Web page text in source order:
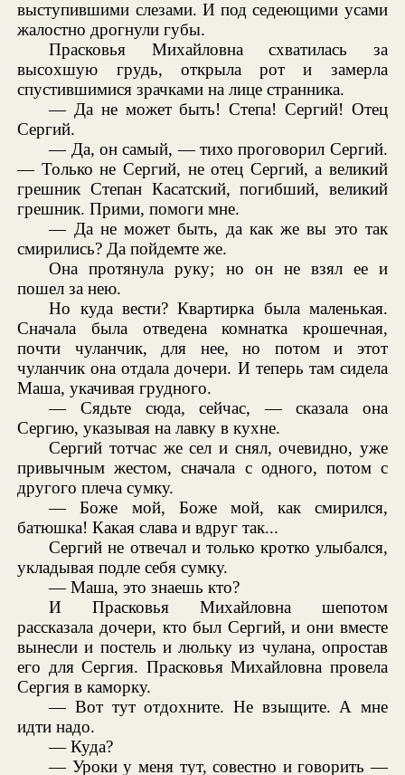
выступившими слезами. И под седеющими усами
жалостно дрогнули губы.
Прасковья Михайловна схватилась за
высохшую грудь, открыла рот и замерла
спустившимися зрачками на лице странника.
— Да не может быть! Степа! Сергий! Отец
Сергий.
— Да, он самый, — тихо проговорил Сергий.
— Только не Сергий, не отец Сергий, а великий
грешник Степан Касатский, погибший, великий
грешник. Прими, помоги мне.
— Да не может быть, да как же вы это так
смирились? Да пойдемте же.
Она протянула руку; но он не взял ее и
пошел за нею.
Но куда вести? Квартирка была маленькая.
Сначала была отведена комнатка крошечная,
почти чуланчик, для нее, но потом и этот
чуланчик она отдала дочери. И теперь там сидела
Маша, укачивая грудного.
— Сядьте сюда, сейчас, — сказала она
Сергию, указывая на лавку в кухне.
Сергий тотчас же сел и снял, очевидно, уже
привычным жестом, сначала с одного, потом с
другого плеча сумку.
— Боже мой, Боже мой, как смирился,
батюшка! Какая слава и вдруг так...
Сергий не отвечал и только кротко улыбался,
укладывая подле себя сумку.
— Маша, это знаешь кто?
И Прасковья Михайловна шепотом
рассказала дочери, кто был Сергий, и они вместе
вынесли и постель и люльку из чулана, опростав
его для Сергия. Прасковья Михайловна провела
Сергия в каморку.
— Вот тут отдохните. Не взыщите. А мне
идти надо.
— Куда?
— Уроки у меня тут, совестно и говорить —